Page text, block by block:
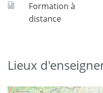
Formation à
distance
Lieux